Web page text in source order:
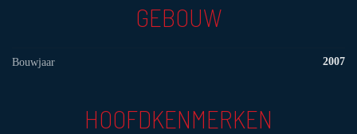
GEBOUW
Bouwjaar 2007
HOOFDKENMERKEN